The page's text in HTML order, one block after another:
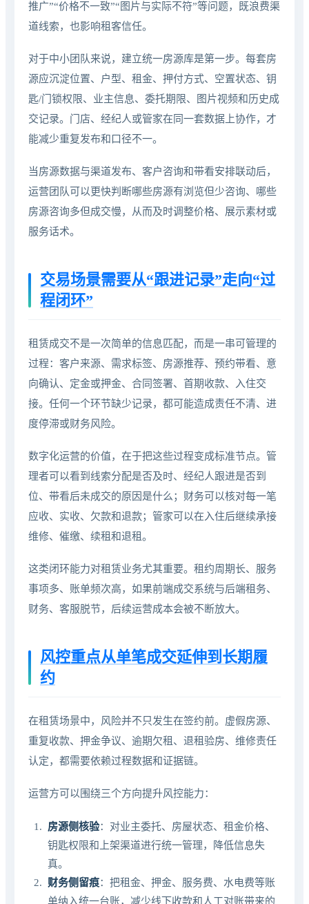
推广”“价格不一致”“图片与实际不符”等问题，既浪费渠
道线索，也影响租客信任。
对于中小团队来说，建立统一房源库是第一步。每套房
源应沉淀位置、户型、租金、押付方式、空置状态、钥
匙/门锁权限、业主信息、委托期限、图片视频和历史成
交记录。门店、经纪人或管家在同一套数据上协作，才
能减少重复发布和口径不一。
当房源数据与渠道发布、客户咨询和带看安排联动后，
运营团队可以更快判断哪些房源有浏览但少咨询、哪些
房源咨询多但成交慢，从而及时调整价格、展示素材或
服务话术。
交易场景需要从“跟进记录”走向“过
程闭环”
租赁成交不是一次简单的信息匹配，而是一串可管理的
过程：客户来源、需求标签、房源推荐、预约带看、意
向确认、定金或押金、合同签署、首期收款、入住交
接。任何一个环节缺少记录，都可能造成责任不清、进
度停滞或财务风险。
数字化运营的价值，在于把这些过程变成标准节点。管
理者可以看到线索分配是否及时、经纪人跟进是否到
位、带看后未成交的原因是什么；财务可以核对每一笔
应收、实收、欠款和退款；管家可以在入住后继续承接
维修、催缴、续租和退租。
这类闭环能力对租赁业务尤其重要。租约周期长、服务
事项多、账单频次高，如果前端成交系统与后端租务、
财务、客服脱节，后续运营成本会被不断放大。
风控重点从单笔成交延伸到长期履
约
在租赁场景中，风险并不只发生在签约前。虚假房源、
重复收款、押金争议、逾期欠租、退租验房、维修责任
认定，都需要依赖过程数据和证据链。
运营方可以围绕三个方向提升风控能力：
房源侧核验：对业主委托、房屋状态、租金价格、
钥匙权限和上架渠道进行统一管理，降低信息失
真。
财务侧留痕：把租金、押金、服务费、水电费等账
单纳入统一台账，减少线下收款和人工对账带来的